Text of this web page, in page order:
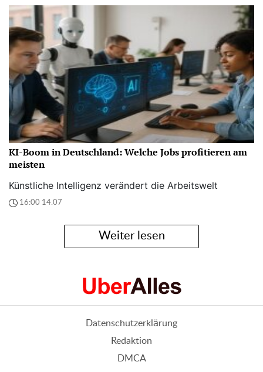
KI-Boom in Deutschland: Welche Jobs profitieren am
meisten
Künstliche Intelligenz verändert die Arbeitswelt
16:00 14.07
Weiter lesen
Datenschutzerklärung
Redaktion
DMCA